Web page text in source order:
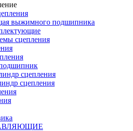
выжимного подшипника
сцепления
сцепления
сцепления